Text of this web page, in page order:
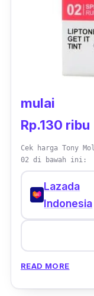
mulai
Rp.130 ribu
Cek harga Tony
02 di bawah ini:
Lazada
Indonesia
READ MORE